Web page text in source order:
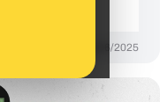
09/06/2025